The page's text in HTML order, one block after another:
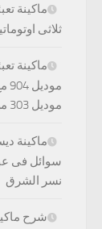
ماكينة
ثلاثى اوتوماتيك موديل
ماكينة
موديل 303 من شركة نسر الشرق
ماكينة
نسر الشرق